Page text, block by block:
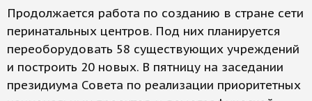
Продолжается работа по созданию в стране сети
перинатальных центров. Под них планируется
переоборудовать 58 существующих учреждений
и построить 20 новых. В пятницу на заседании
президиума Совета по реализации приоритетных